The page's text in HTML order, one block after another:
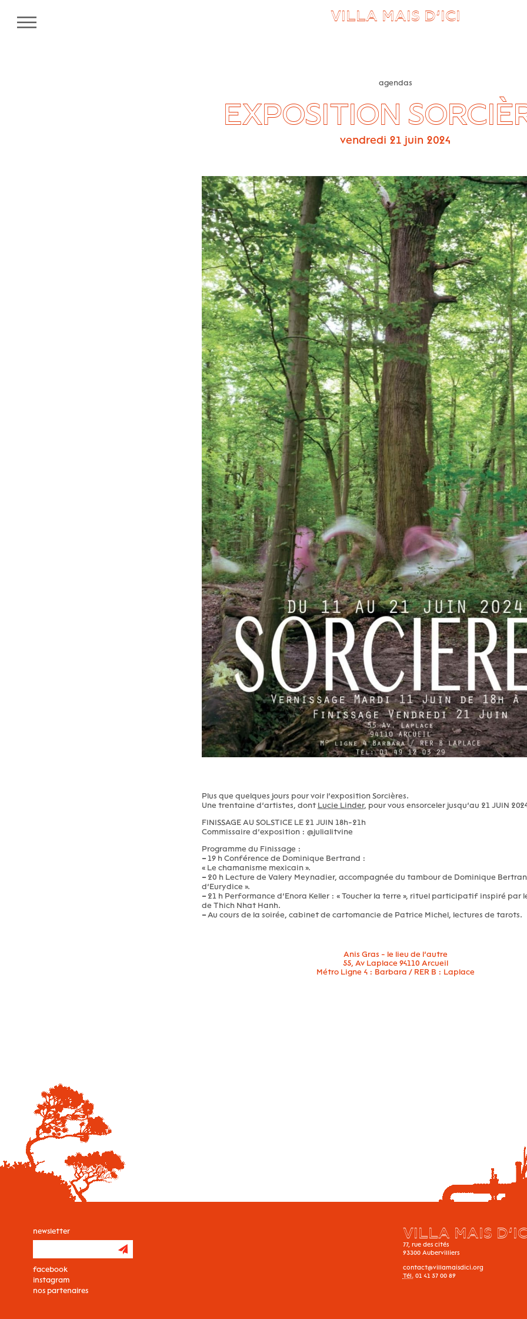
VILLA MAIS D’ICI
agendas
EXPOSITION
vendredi 21 juin 2024
Plus que quelques jours pour voir l’exposition Sorcières.
Une trentaine d’artistes, dont Lucie Linder, pour vous ensorceler jusqu’au 21 JUIN
FINISSAGE AU SOLSTICE LE 21 JUIN 18h-21h
Commissaire d’exposition : @julialitvine
Programme du Finissage :
–19 h Conférence de Dominique Bertrand :
« Le chamanisme mexicain ».
–20 h Lecture de Valery Meynadier, accompagnée du tambour de Dominique
d’Eurydice ».
–21 h Performance d’Enora Keller : « Toucher la terre », rituel participatif inspiré par
de Thich Nhat Hanh.
–Au cours de la soirée, cabinet de cartomancie de Patrice Michel, lectures de tarots.
Anis Gras - le lieu de l’autre
55, Av Laplace 94110 Arcueil
Métro Ligne 4 : Barbara / RER B : Laplace
newsletter
facebook
instagram
nos partenaires
VILLA MAIS
77, rue des cités
93300 Aubervilliers
contact@villamaisdici.org
Tél. 01 41 57 00 89